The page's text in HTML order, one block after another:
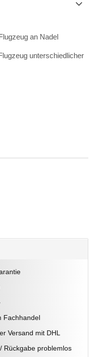
an Nadel
unterschiedlicher
Fachhandel
Versand mit DHL
Rückgabe problemlos